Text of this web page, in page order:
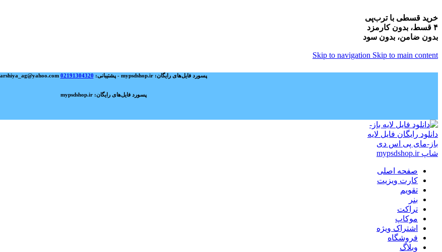
خرید قسطی با ترب‌پی
۴ قسط، بدون کارمزد
بدون ضامن، بدون سود
Skip to navigation Skip to main content
پسورد فایل‌های رایگان: mypsdshop.ir - پشتیبانی: arshiya_ag@yahoo.com 02191304320
پسورد فایل‌های رایگان: mypsdshop.ir
صفحه اصلی
کارت ویزیت
تقویم
بنر
تراکت
موکاپ
اشتراک ویژه
فروشگاه
وبلاگ